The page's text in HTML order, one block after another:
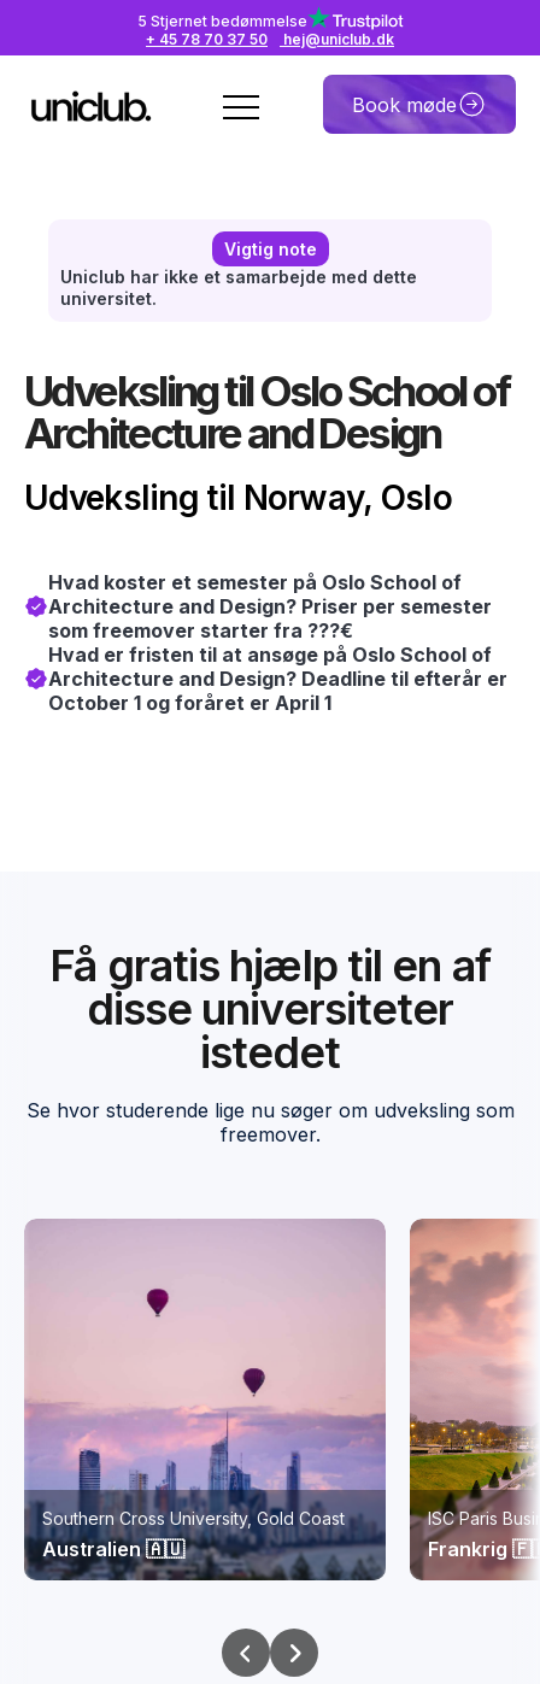
5 Stjernet bedømmelse
+ 45 78 70 37 50
hej@uniclub.dk
Book møde
Vigtig note
Uniclub har ikke et samarbejde med dette
universitet.
Udveksling til Oslo School of
Architecture and Design
Udveksling til Norway, Oslo
Hvad koster et semester på Oslo School of
Architecture and Design? Priser per semester
som freemover starter fra ???€
Hvad er fristen til at ansøge på Oslo School of
Architecture and Design? Deadline til efterår er
October 1 og foråret er April 1
Få gratis hjælp til en af
disse universiteter
istedet
Se hvor studerende lige nu søger om udveksling som
freemover.
Southern Cross University, Gold Coast
Australien 🇦🇺
ISC Paris
Frankrig